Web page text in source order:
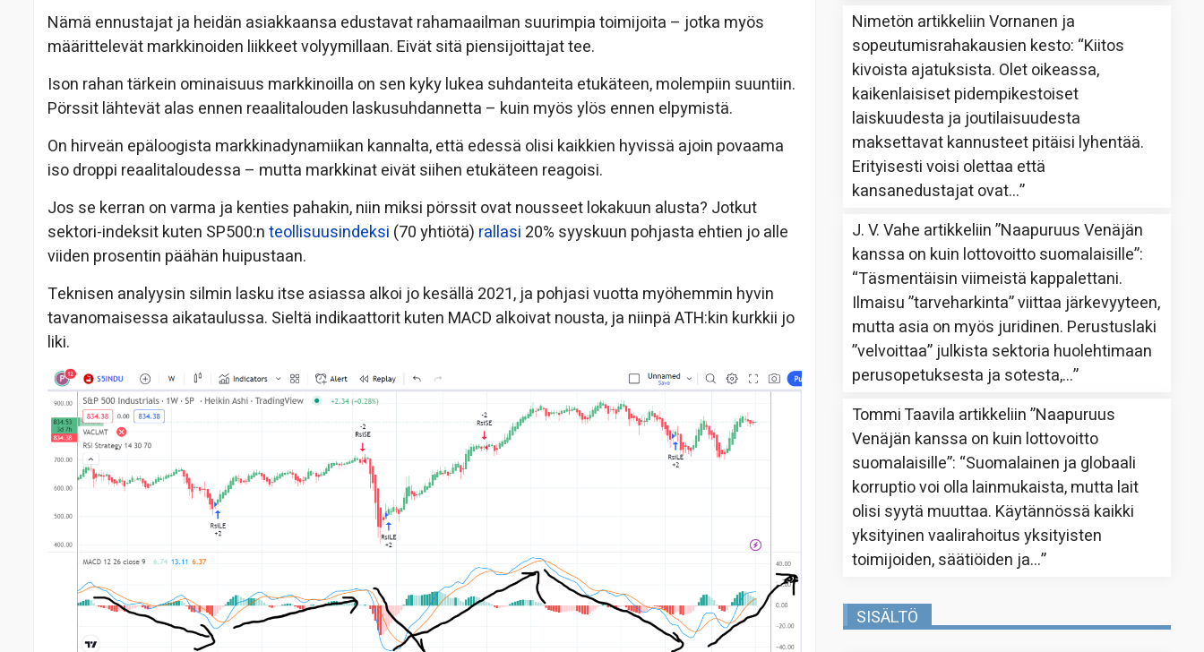
Nämä ennustajat ja heidän asiakkaansa edustavat rahamaailman suurimpia toimijoita – jotka myös
määrittelevät markkinoiden liikkeet volyymillaan. Eivät sitä piensijoittajat tee.
Ison rahan tärkein ominaisuus markkinoilla on sen kyky lukea suhdanteita etukäteen, molempiin suuntiin.
Pörssit lähtevät alas ennen reaalitalouden laskusuhdannetta – kuin myös ylös ennen elpymistä.
On hirveän epäloogista markkinadynamiikan kannalta, että edessä olisi kaikkien hyvissä ajoin povaama
iso droppi reaalitaloudessa – mutta markkinat eivät siihen etukäteen reagoisi.
Jos se kerran on varma ja kenties pahakin, niin miksi pörssit ovat nousseet lokakuun alusta? Jotkut
sektori-indeksit kuten SP500:nteollisuusindeksi (70 yhtiötä) rallasi 20% syyskuun pohjasta ehtien jo alle
viiden prosentin päähän huipustaan.
Teknisen analyysin silmin lasku itse asiassa alkoi jo kesällä 2021, ja pohjasi vuotta myöhemmin hyvin
tavanomaisessa aikataulussa. Sieltä indikaattorit kuten MACD alkoivat nousta, ja niinpä ATH:kin kurkkii jo
liki.
Nimetön artikkeliinVornanen ja
sopeutumisrahakausien kesto: “Kiitos
kivoista ajatuksista. Olet oikeassa,
kaikenlaisiset pidempikestoiset
laiskuudesta ja joutilaisuudesta
maksettavat kannusteet pitäisi lyhentää.
Erityisesti voisi olettaa että
kansanedustajat ovat…”
J. V. Vahe artikkeliin”Naapuruus Venäjän
kanssa on kuin lottovoitto suomalaisille”:
“Täsmentäisin viimeistä kappalettani.
Ilmaisu ”tarveharkinta” viittaa järkevyyteen,
mutta asia on myös juridinen. Perustuslaki
”velvoittaa” julkista sektoria huolehtimaan
perusopetuksesta ja sotesta,…”
Tommi Taavila artikkeliin”Naapuruus
Venäjän kanssa on kuin lottovoitto
suomalaisille”: “Suomalainen ja globaali
korruptio voi olla lainmukaista, mutta lait
olisi syytä muuttaa. Käytännössä kaikki
yksityinen vaalirahoitus yksityisten
toimijoiden, säätiöiden ja…”
SISÄLTÖ